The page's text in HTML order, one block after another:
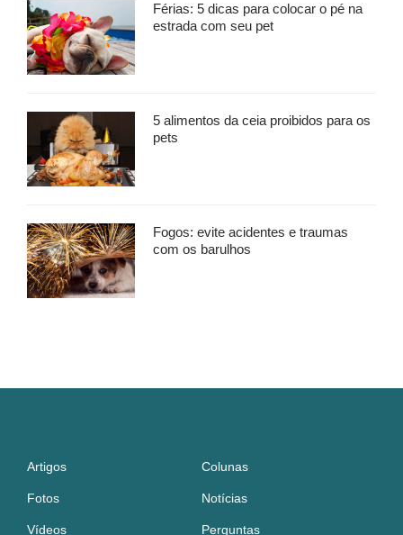
Férias: 5 dicas para colocar o pé na
estrada com seu pet
5 alimentos da ceia proibidos para os
pets
Fogos: evite acidentes e traumas
com os barulhos
Artigos Colunas
Fotos Notícias
Vídeos Perguntas